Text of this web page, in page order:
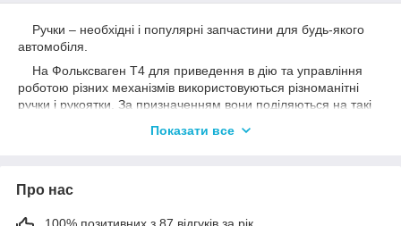
Ручки – необхідні і популярні запчастини для будь-якого
автомобіля.
На Фольксваген Т4 для приведення в дію та управління
роботою різних механізмів використовуються різноманітні
ручки і рукоятки. За призначенням вони поділяються на такі
- рукоятка КПП;
- рукоятка троса капота;
Показати все
Про нас